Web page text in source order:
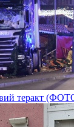
теракт